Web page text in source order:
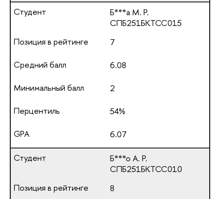
Б***а М. Р.
СПБ251БКТСС015
7
6.08
2
54%
6.07
Б***о А. Р.
СПБ251БКТСС010
8